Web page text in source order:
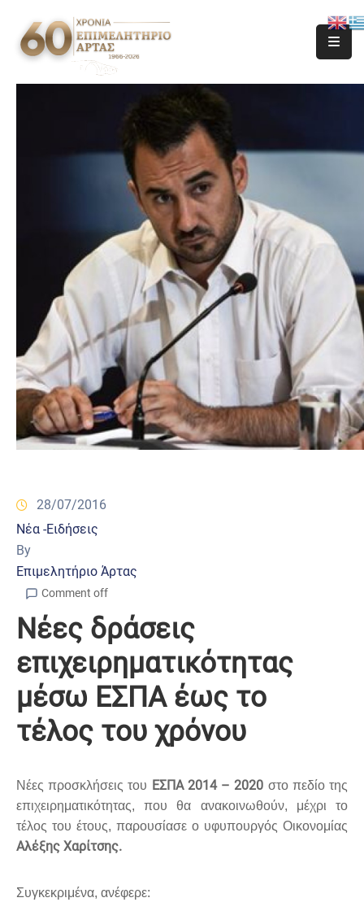
28/07/2016
Νέα -Ειδήσεις
By
Επιμελητήριο Άρτας
Comment off
Νέες δράσεις
επιχειρηματικότητας
μέσω ΕΣΠΑ έως το
τέλος του χρόνου
Νέες προσκλήσεις του ΕΣΠΑ 2014 – 2020 στο πεδίο της
επιχειρηματικότητας, που θα ανακοινωθούν, μέχρι το
τέλος του έτους, παρουσίασε ο υφυπουργός Οικονομίας
Αλέξης Χαρίτσης.
Συγκεκριμένα, ανέφερε: